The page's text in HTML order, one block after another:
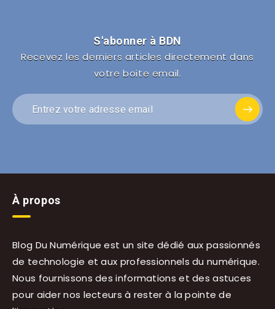
S'abonner à BDN
Recevez les derniers articles directement dans
votre boite email.
À propos
Blog Du Numérique est un site dédié aux passionnés
de technologie et aux professionnels du numérique.
Nous fournissons des informations et des astuces
pour aider nos lecteurs à rester à la pointe de